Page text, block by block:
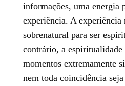
informações, uma energia
experiência. A experiência
sobrenatural para ser
contrário, a espiritualidade
momentos extremamente
nem toda coincidência